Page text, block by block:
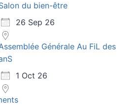
du bien-être
26 Sep 26
Générale Au FiL des
1 Oct 26